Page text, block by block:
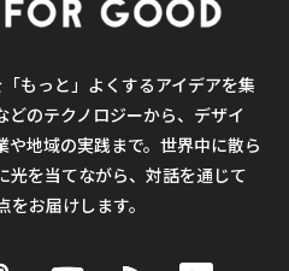
もっと」よくするアイデアを集
どのテクノロジーから、デザイ
や地域の実践まで。世界中に散ら
光を当てながら、対話を通じて
をお届けします。